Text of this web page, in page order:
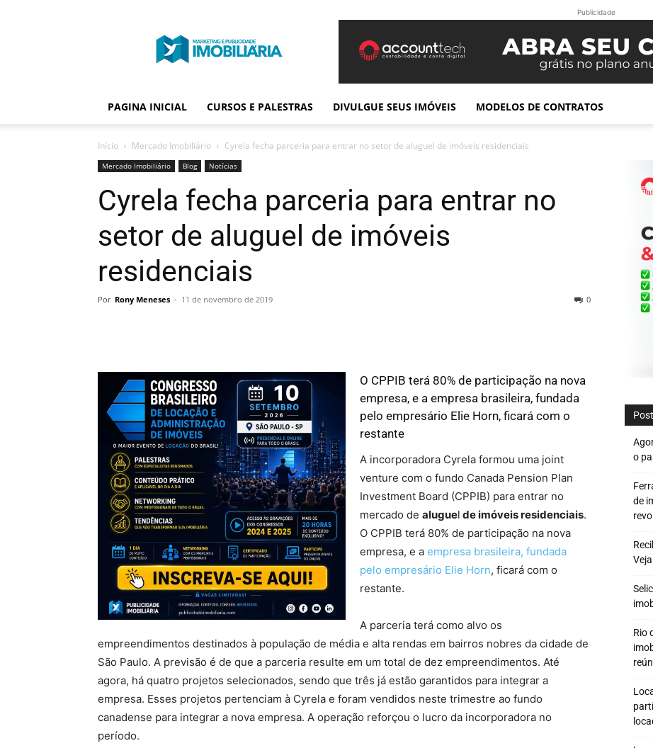
Publicidade
Imobiliária
Publicidade
PAGINA INICIAL CURSOS E PALESTRAS DIVULGUE SEUS IMÓVEIS MODELOS DE CONTRATOS
Início Mercado Imobiliário Cyrela fecha parceria para entrar no setor de aluguel de imóveis residenciais
Mercado Imobiliário Blog Notícias
Cyrela fecha parceria para entrar no
setor de aluguel de imóveis
residenciais
Por Rony Meneses - 11 de novembro de 2019 0
O CPPIB terá 80% de participação na nova
empresa, e a empresa brasileira, fundada
pelo empresário Elie Horn, ficará com o
restante
A incorporadora Cyrela formou uma joint
venture com o fundo Canada Pension Plan
Investment Board (CPPIB) para entrar no
mercado de aluguel de imóveis residenciais.
O CPPIB terá 80% de participação na nova
empresa, e a empresa brasileira, fundada
pelo empresário Elie Horn, ficará com o
restante.
A parceria terá como alvo os
empreendimentos destinados à população de média e alta rendas em bairros nobres da cidade de
São Paulo. A previsão é de que a parceria resulte em um total de dez empreendimentos. Até
agora, há quatro projetos selecionados, sendo que três já estão garantidos para integrar a
empresa. Esses projetos pertenciam à Cyrela e foram vendidos neste trimestre ao fundo
canadense para integrar a nova empresa. A operação reforçou o lucro da incorporadora no
período.
o
de
Rio